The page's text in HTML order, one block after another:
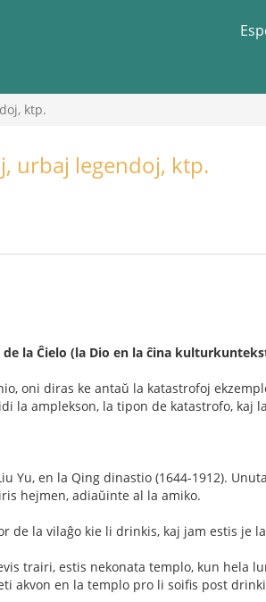
ktp.
urbaj legendoj, ktp.
la Ĉielo (la Dio en la ĉina
oni diras ke antaŭ la katastrofoj
la amplekson, la tipon de katastrofo, kaj
Yu, en la Qing dinastio (1644-1912).
hejmen, adiaŭinte al la amiko.
de la vilaĝo kie li drinkis, kaj jam estis je
trairi, estis nekonata templo, kun hela
akvon en la templo pro li soifis post